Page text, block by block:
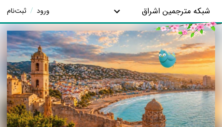
شبکه مترجمین اشراق ورود / ثبت‌نام